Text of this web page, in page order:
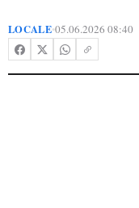
LOCALE•05.06.2026 08:40